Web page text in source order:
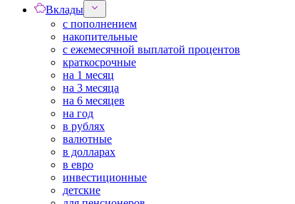
Вклады
с пополнением
накопительные
с ежемесячной выплатой процентов
краткосрочные
на 1 месяц
на 3 месяца
на 6 месяцев
на год
в рублях
валютные
в долларах
в евро
инвестиционные
детские